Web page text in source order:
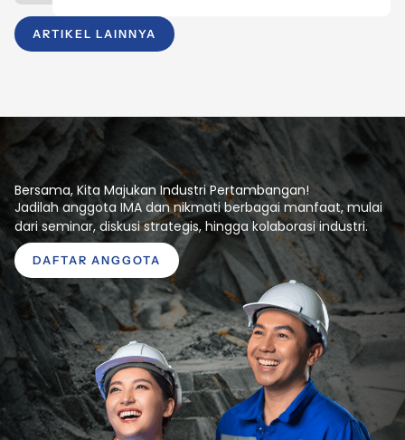
ARTIKEL LAINNYA
Bersama, Kita Majukan Industri Pertambangan!
Jadilah anggota IMA dan nikmati berbagai manfaat, mulai
dari seminar, diskusi strategis, hingga kolaborasi industri.
DAFTAR ANGGOTA